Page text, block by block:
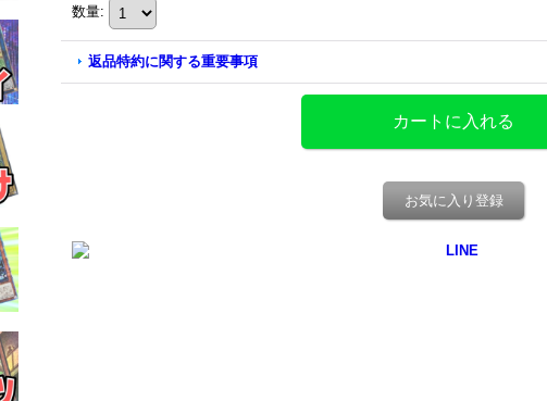
数量:
返品特約に関する重要事項
お気に入り登録